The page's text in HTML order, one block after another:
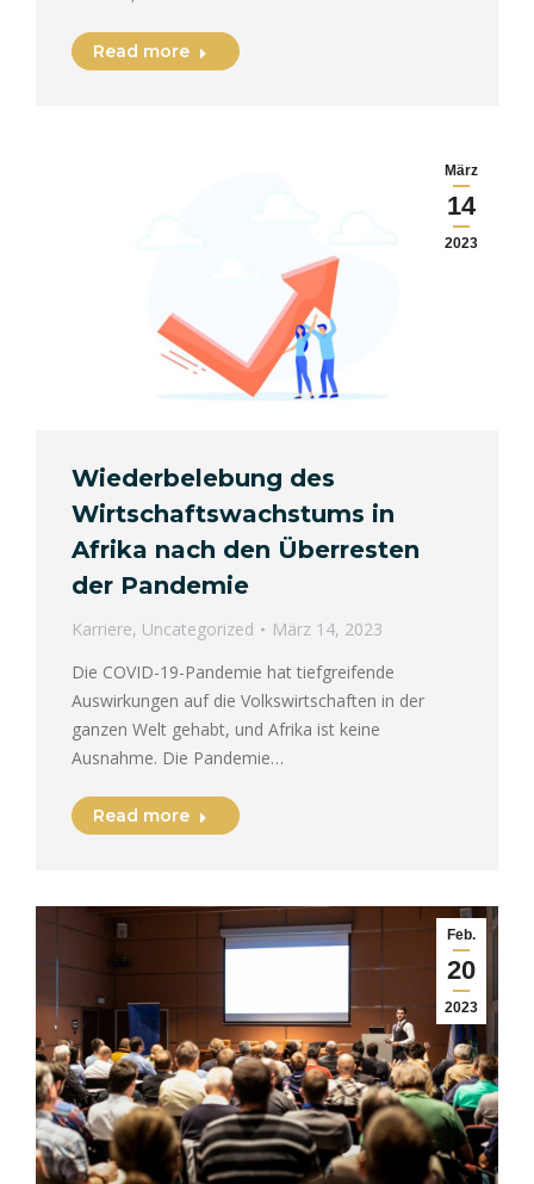
Read more
März
14
2023
Wiederbelebung des
Wirtschaftswachstums in
Afrika nach den Überresten
der Pandemie
Karriere, Uncategorized
März 14, 2023
Die COVID-19-Pandemie hat tiefgreifende
Auswirkungen auf die Volkswirtschaften in der
ganzen Welt gehabt, und Afrika ist keine
Ausnahme. Die Pandemie…
Read more
Feb.
20
2023